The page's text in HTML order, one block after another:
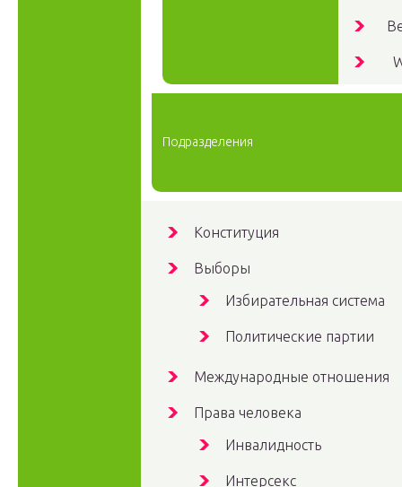
Подразделения
Конституция
Выборы
Избирательная система
Политические партии
Международные отношения
Права человека
Инвалидность
Интерсекс